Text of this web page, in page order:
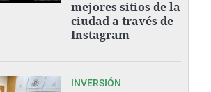
mejores sitios de la
ciudad a través de
Instagram
INVERSIÓN